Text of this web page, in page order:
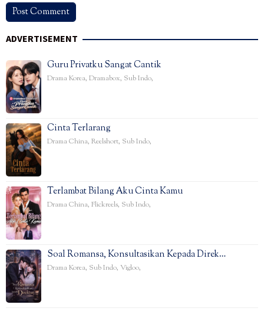
ADVERTISEMENT
Guru Privatku Sangat Cantik
Drama Korea, Dramabox, Sub Indo,
Cinta Terlarang
Drama China, Reelshort, Sub Indo,
Terlambat Bilang Aku Cinta Kamu
Drama China, Flickreels, Sub Indo,
Soal Romansa, Konsultasikan Kepada Direk…
Drama Korea, Sub Indo, Vigloo,